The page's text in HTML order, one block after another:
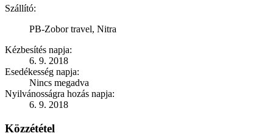
Szállító:
PB-Zobor travel, Nitra
Kézbesítés napja:
6. 9. 2018
Esedékesség napja:
Nincs megadva
Nyilvánosságra hozás napja:
6. 9. 2018
Közzététel